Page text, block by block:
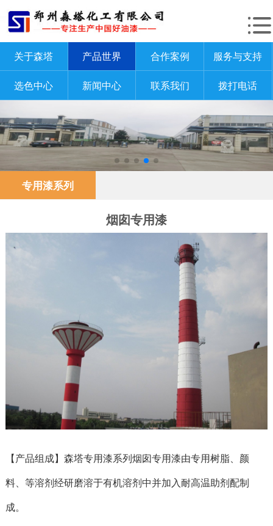
关于森塔 产品世界 合作案例 服务与支持
选色中心 新闻中心 联系我们 拨打电话
专用漆系列
烟囱专用漆
【产品组成】森塔专用漆系列烟囱专用漆由专用树脂、颜
料、等溶剂经研磨溶于有机溶剂中并加入耐高温助剂配制
成。